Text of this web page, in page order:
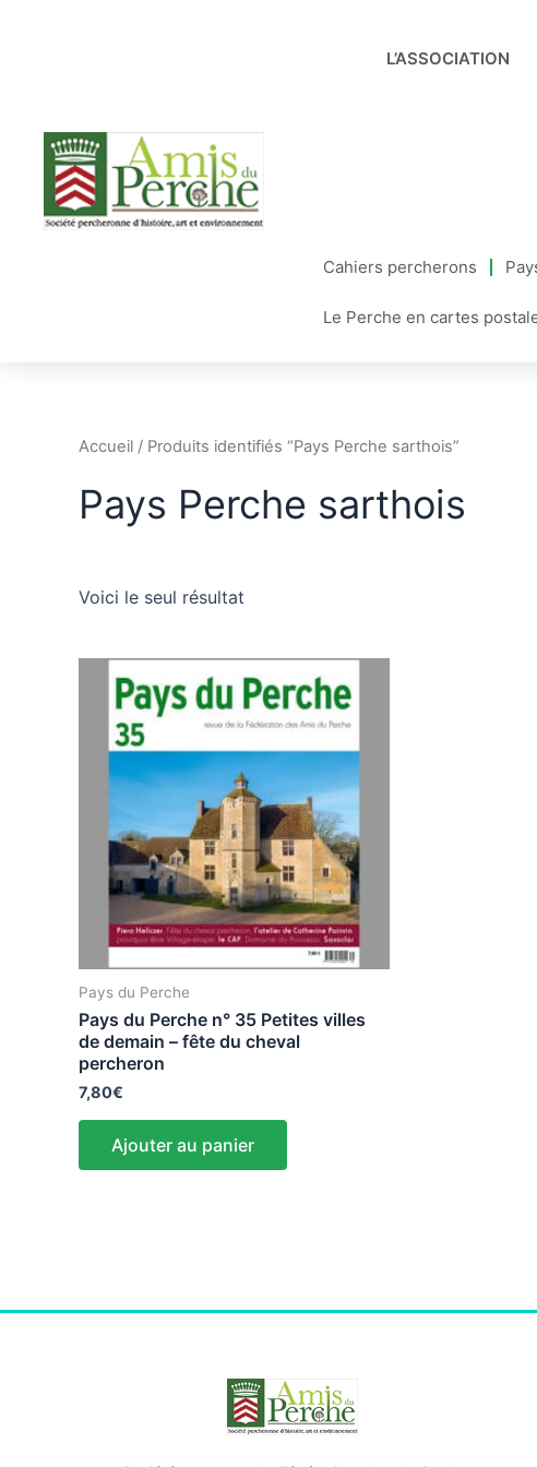
L’ASSOCIATION
Cahiers percherons
Le Perche en cartes
Accueil / Produits identifiés “Pays Perche sarthois”
Pays Perche sarthois
Voici le seul résultat
Pays du Perche
Pays du Perche n° 35 Petites villes
de demain – fête du cheval
percheron
7,80€
Ajouter au panier